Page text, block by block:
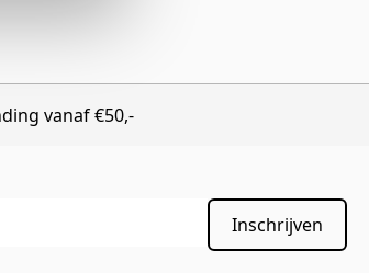
vanaf €50,-
Inschrijven